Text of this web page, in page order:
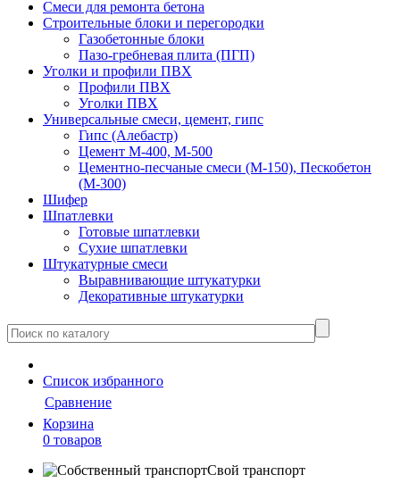
Смеси для ремонта бетона
Строительные блоки и перегородки
Газобетонные блоки
Пазо-гребневая плита (ПГП)
Уголки и профили ПВХ
Профили ПВХ
Уголки ПВХ
Универсальные смеси, цемент, гипс
Гипс (Алебастр)
Цемент М-400, М-500
Цементно-песчаные смеси (М-150), Пескобетон
(М-300)
Шифер
Шпатлевки
Готовые шпатлевки
Сухие шпатлевки
Штукатурные смеси
Выравнивающие штукатурки
Декоративные штукатурки
Cписок избранного
Сравнение
Корзина
0 товаров
Свой транспорт